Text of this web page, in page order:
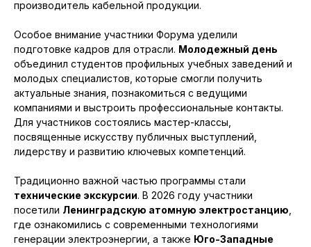
производитель кабельной продукции.
Особое внимание участники Форума уделили
подготовке кадров для отрасли. Молодежный день
объединил студентов профильных учебных заведений и
молодых специалистов, которые смогли получить
актуальные знания, познакомиться с ведущими
компаниями и выстроить профессиональные контакты.
Для участников состоялись мастер-классы,
посвященные искусству публичных выступлений,
лидерству и развитию ключевых компетенций.
Традиционно важной частью программы стали
технические экскурсии. В 2026 году участники
посетили Ленинградскую атомную электростанцию
где ознакомились с современными технологиями
генерации электроэнергии, а также Юго-Западные